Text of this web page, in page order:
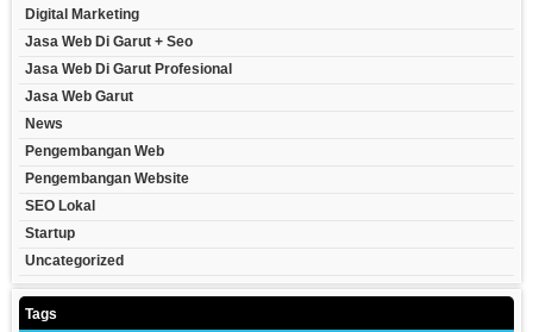
Digital Marketing
Jasa Web Di Garut + Seo
Jasa Web Di Garut Profesional
Jasa Web Garut
News
Pengembangan Web
Pengembangan Website
SEO Lokal
Startup
Uncategorized
Tags